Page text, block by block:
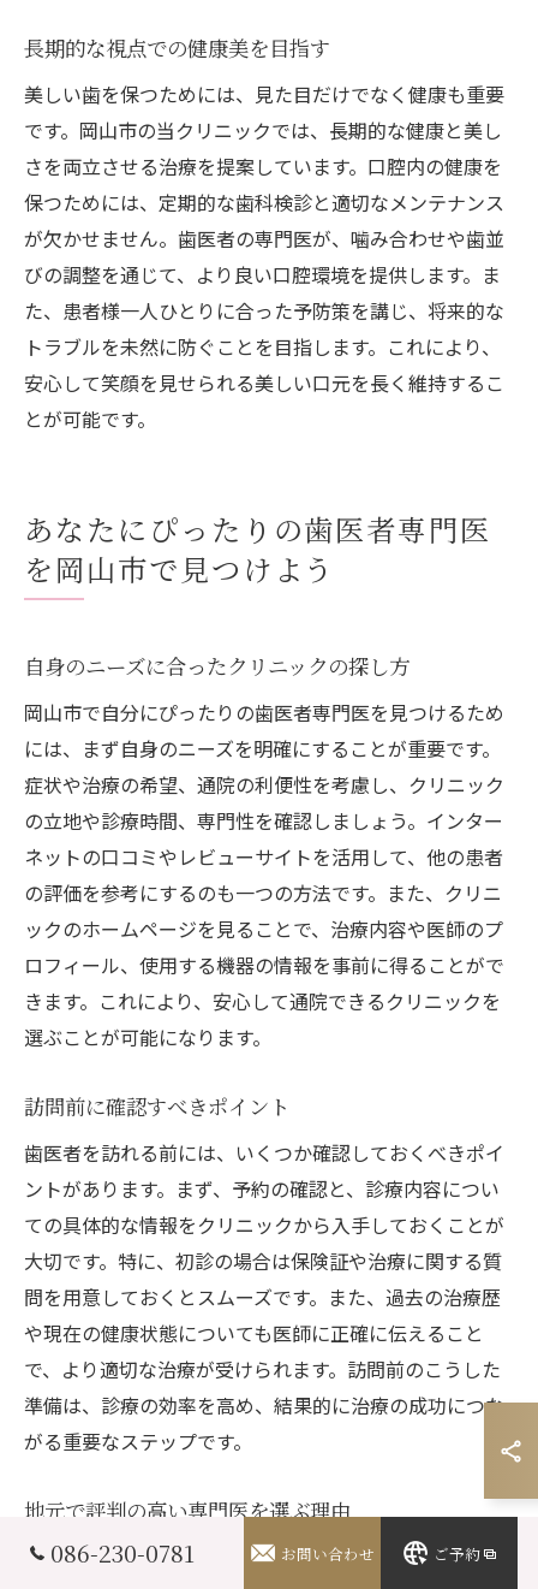
長期的な視点での健康美を目指す
美しい歯を保つためには、見た目だけでなく健康も重要
です。岡山市の当クリニックでは、長期的な健康と美し
さを両立させる治療を提案しています。口腔内の健康を
保つためには、定期的な歯科検診と適切なメンテナンス
が欠かせません。歯医者の専門医が、噛み合わせや歯並
びの調整を通じて、より良い口腔環境を提供します。ま
た、患者様一人ひとりに合った予防策を講じ、将来的な
トラブルを未然に防ぐことを目指します。これにより、
安心して笑顔を見せられる美しい口元を長く維持するこ
とが可能です。
あなたにぴったりの歯医者専門医
を岡山市で見つけよう
自身のニーズに合ったクリニックの探し方
岡山市で自分にぴったりの歯医者専門医を見つけるため
には、まず自身のニーズを明確にすることが重要です。
症状や治療の希望、通院の利便性を考慮し、クリニック
の立地や診療時間、専門性を確認しましょう。インター
ネットの口コミやレビューサイトを活用して、他の患者
の評価を参考にするのも一つの方法です。また、クリニ
ックのホームページを見ることで、治療内容や医師のプ
ロフィール、使用する機器の情報を事前に得ることがで
きます。これにより、安心して通院できるクリニックを
選ぶことが可能になります。
訪問前に確認すべきポイント
歯医者を訪れる前には、いくつか確認しておくべきポイ
ントがあります。まず、予約の確認と、診療内容につい
ての具体的な情報をクリニックから入手しておくことが
大切です。特に、初診の場合は保険証や治療に関する質
問を用意しておくとスムーズです。また、過去の治療歴
や現在の健康状態についても医師に正確に伝えること
で、より適切な治療が受けられます。訪問前のこうした
準備は、診療の効率を高め、結果的に治療の成功につな
がる重要なステップです。
地元で評判の高い専門医を選ぶ理由
岡山市で歯医者を選ぶ際に、地元で評判の高い専門医を
086-230-0781 お問い合わせ ご予約